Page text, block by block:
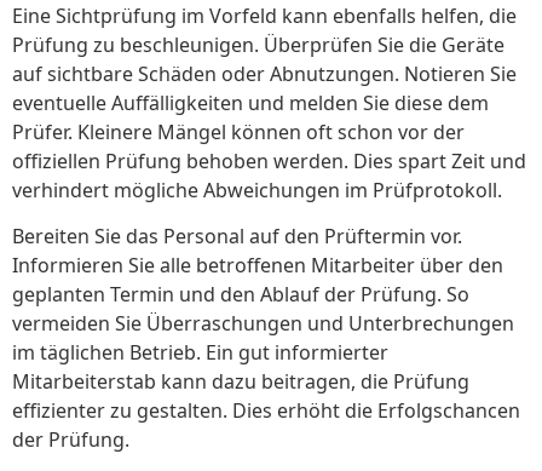
Eine Sichtprüfung im Vorfeld kann ebenfalls helfen, die
Prüfung zu beschleunigen. Überprüfen Sie die Geräte
auf sichtbare Schäden oder Abnutzungen. Notieren Sie
eventuelle Auffälligkeiten und melden Sie diese dem
Prüfer. Kleinere Mängel können oft schon vor der
offiziellen Prüfung behoben werden. Dies spart Zeit und
verhindert mögliche Abweichungen im Prüfprotokoll.
Bereiten Sie das Personal auf den Prüftermin vor.
Informieren Sie alle betroffenen Mitarbeiter über den
geplanten Termin und den Ablauf der Prüfung. So
vermeiden Sie Überraschungen und Unterbrechungen
im täglichen Betrieb. Ein gut informierter
Mitarbeiterstab kann dazu beitragen, die Prüfung
effizienter zu gestalten. Dies erhöht die Erfolgschancen
der Prüfung.